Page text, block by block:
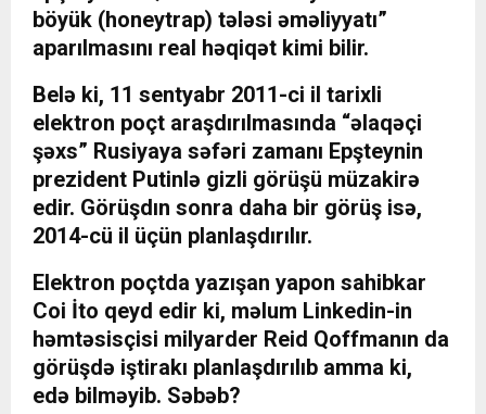
böyük (honeytrap) tələsi əməliyyatı”
aparılmasını real həqiqət kimi bilir.
Belə ki, 11 sentyabr 2011-ci il tarixli
elektron poçt araşdırılmasında “əlaqəçi
şəxs” Rusiyaya səfəri zamanı Epşteynin
prezident Putinlə gizli görüşü müzakirə
edir. Görüşdın sonra daha bir görüş isə,
2014-cü il üçün planlaşdırılır.
Elektron poçtda yazışan yapon sahibkar
Coi İto qeyd edir ki, məlum Linkedin-in
həmtəsisçisi milyarder Reid Qoffmanın da
görüşdə iştirakı planlaşdırılıb amma ki,
edə bilməyib. Səbəb?